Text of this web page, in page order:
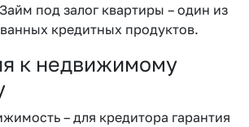
под залог квартиры – один из
кредитных продуктов.
к недвижимому
– для кредитора гарантия